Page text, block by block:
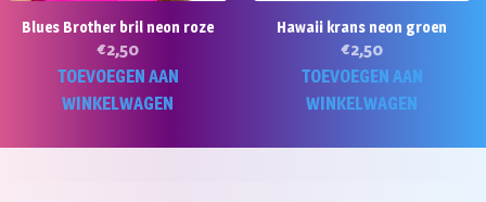
Blues Brother bril neon roze
€2,50
TOEVOEGEN AAN
WINKELWAGEN
Hawaii krans neon groen
€2,50
TOEVOEGEN AAN
WINKELWAGEN